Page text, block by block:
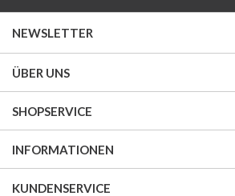
NEWSLETTER
ÜBER UNS
SHOPSERVICE
INFORMATIONEN
KUNDENSERVICE